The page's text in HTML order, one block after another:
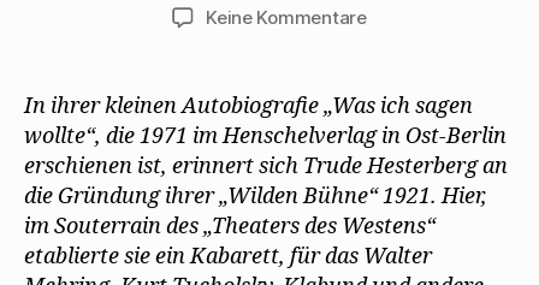
Keine Kommentarezu
erinnert
sich
an
die
„Wilde
Bühne“
In ihrer kleinen Autobiografie „Was ich sagen
wollte“, die 1971 im Henschelverlag in Ost-Berlin
erschienen ist, erinnert sich Trude Hesterberg an
die Gründung ihrer „Wilden Bühne“ 1921. Hier,
im Souterrain des „Theaters des Westens“
etablierte sie ein Kabarett, für das Walter